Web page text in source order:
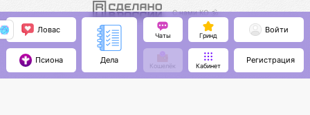
С нами КО 🕉️
Ловас
Псиона Дела
Чаты Гринд
Кошелёк Кабинет
Войти
Регистрация